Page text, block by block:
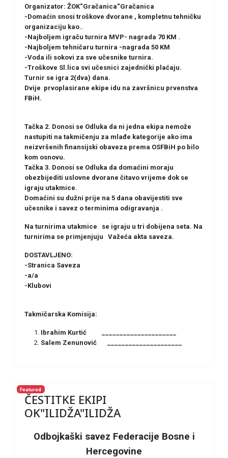
Organizator: ŽOK“Gračanica“Gračanica
-Domaćin snosi troškove dvorane , kompletnu tehničku
organizaciju kao..
-Najboljem igraču turnira MVP- nagrada 70 KM .
-Najboljem tehničaru turnira -nagrada 50 KM
-Voda ili sokovi za sve učesnike turnira.
-Troškove Sl.lica svi učesnici zajednički plaćaju.
Turnir se igra 2(dva) dana.
Dvije prvoplasirane ekipe idu na završnicu prvenstva
FBiH.
Tačka 2. Donosi se Odluka da ni jedna ekipa nemože
nastupiti na takmičenju za mlađe kategorije ako ima
neizvršenih finansijski obaveza prema OSFBiH po bilo
kom osnovu.
Tačka 3. Donosi se Odluka da domaćini moraju
obezbijediti uslovne dvorane čitavo vrijeme dok se
igraju utakmice.
Domaćini su dužni prije na 5 dana obavijestiti sve
učesnike i savez o terminima odigravanja .
Na turnirima utakmice se igraju u tri dobijena seta. Na
turnirima se primjenjuju Važeća akta saveza.
DOSTAVLJENO:
-Stranica Saveza
-a/a
-Klubovi
Takmičarska Komisija:
Ibrahim Kurtić _____________________
Salem Zenunović _____________________
Featured
ČESTITKE EKIPI
OK"ILIDŽA"ILIDŽA
Odbojkaški savez Federacije Bosne i
Hercegovine